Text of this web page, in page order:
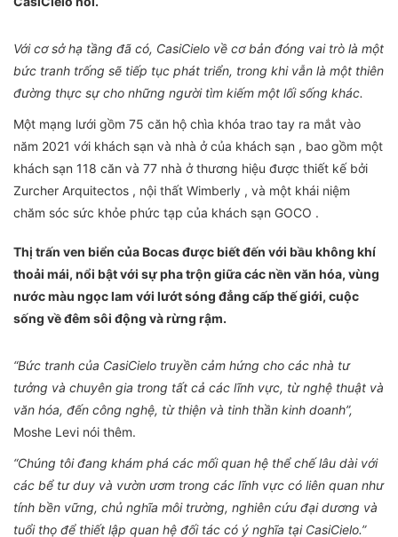
Với cơ sở hạ tầng đã có, CasiCielo về cơ bản đóng vai trò là một
bức tranh trống sẽ tiếp tục phát triển, trong khi vẫn là một thiên
đường thực sự cho những người tìm kiếm một lối sống khác.
Một mạng lưới gồm 75 căn hộ chìa khóa trao tay ra mắt vào
năm 2021 với khách sạn và nhà ở của khách sạn , bao gồm một
khách sạn 118 căn và 77 nhà ở thương hiệu được thiết kế bởi
Zurcher Arquitectos , nội thất Wimberly , và một khái niệm
chăm sóc sức khỏe phức tạp của khách sạn GOCO .
Thị trấn ven biển của Bocas được biết đến với bầu không khí
thoải mái, nổi bật với sự pha trộn giữa các nền văn hóa, vùng
nước màu ngọc lam với lướt sóng đẳng cấp thế giới, cuộc
sống về đêm sôi động và rừng rậm.
“Bức tranh của CasiCielo truyền cảm hứng cho các nhà tư
tưởng và chuyên gia trong tất cả các lĩnh vực, từ nghệ thuật và
văn hóa, đến công nghệ, từ thiện và tinh thần kinh doanh”,
Moshe Levi nói thêm.
“Chúng tôi đang khám phá các mối quan hệ thể chế lâu dài với
các bể tư duy và vườn ươm trong các lĩnh vực có liên quan như
tính bền vững, chủ nghĩa môi trường, nghiên cứu đại dương và
tuổi thọ để thiết lập quan hệ đối tác có ý nghĩa tại CasiCielo.”